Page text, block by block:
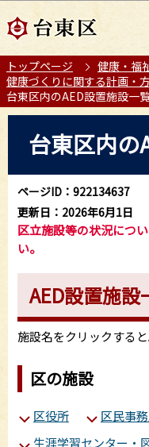
の
ー
ジ
の
この
トップページ 健康・福
健康づくりに関する計画・
台東区内のAED設置施設一
か
ら
台東区内の
ページID：922134637
更新日：2026年6月1日
区立施設等の状況につ
い。
AED設置施設
施設名をクリックする
区の施設
区役所
区民事
生涯学習センター・